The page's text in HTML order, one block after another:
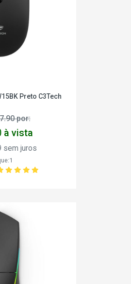
Preto C3Tech
por:
à vista
sem juros